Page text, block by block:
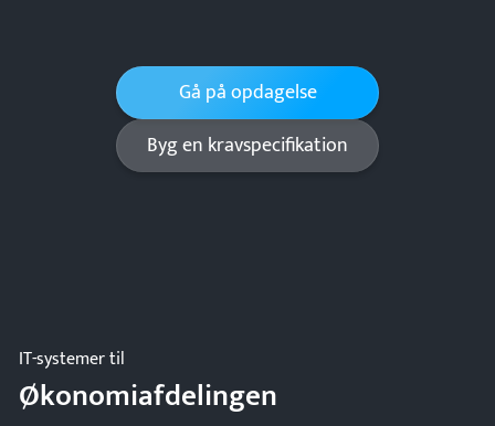
Gå på opdagelse
Byg en kravspecifikation
IT-systemer til
Økonomiafdelingen